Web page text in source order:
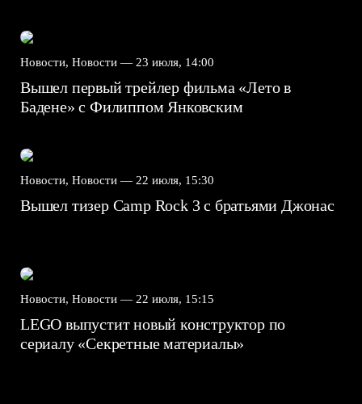
Новости, Новости — 23 июля, 14:00
Вышел первый трейлер фильма «Лето в
Бадене» с Филиппом Янковским
Новости, Новости — 22 июля, 15:30
Вышел тизер Camp Rock 3 с братьями Джонас
Новости, Новости — 22 июля, 15:15
LEGO выпустит новый конструктор по
сериалу «Секретные материалы»